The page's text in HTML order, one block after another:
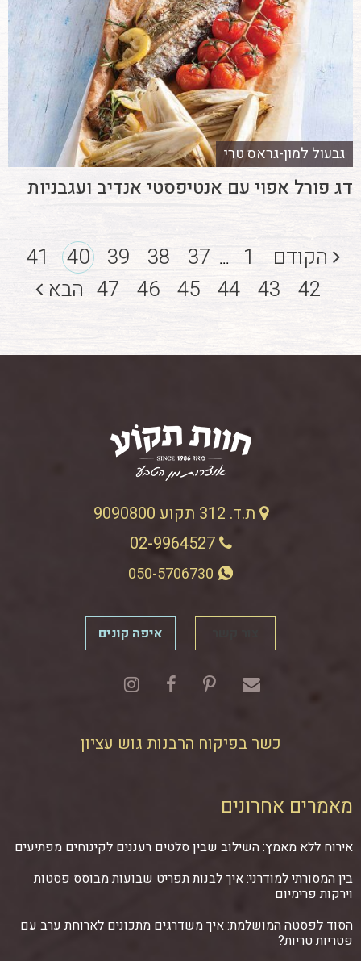
גבעול למון-גראס טרי
דג פורל אפוי עם אנטיפסטי אנדיב ועגבניות
הקודם 1
...
37
38
39
40
41
42
43
44
45
46
47 הבא
ת.ד. 312 תקוע 9090800
02-9964527
איפה קונים
כשר בפיקוח הרבנות גוש עציון
מאמרים אחרונים
אירוח ללא מאמץ: השילוב שבין סלטים רעננים לקינוחים מפתיעים
בין המסורתי למודרני: איך לבנות תפריט שבועות מבוסס פסטות
וירקות פרימיום
הסוד לפסטה המושלמת: איך משדרגים מתכונים לארוחת ערב עם
פטריות טריות?